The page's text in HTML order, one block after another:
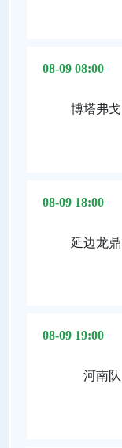
08-09 08:00
博塔弗戈
08-09 18:00
延边龙鼎
08-09 19:00
河南队